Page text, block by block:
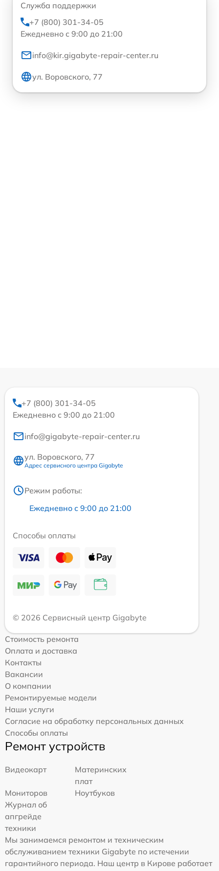
Служба поддержки
+7 (800) 301-34-05
Ежедневно с 9:00 до 21:00
info@kir.gigabyte-repair-center.ru
ул. Воровского, 77
+7 (800) 301-34-05
Ежедневно с 9:00 до 21:00
info@gigabyte-repair-center.ru
ул. Воровского, 77
Адрес сервисного центра Gigabyte
Режим работы:
Ежедневно с 9:00 до 21:00
Способы оплаты
© 2026 Сервисный центр Gigabyte
Стоимость ремонта
Оплата и доставка
Контакты
Вакансии
О компании
Ремонтируемые модели
Наши услуги
Согласие на обработку персональных данных
Способы оплаты
Ремонт устройств
Видеокарт
Материнских
плат
Мониторов
Ноутбуков
Журнал об
апгрейде
техники
Мы занимаемся ремонтом и техническим
обслуживанием техники Gigabyte по истечении
гарантийного периода. Наш центр в Кирове работает